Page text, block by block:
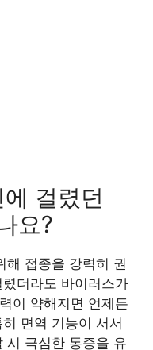
걸렸던
요?
해 접종을 강력히 권
더라도 바이러스가
이 약해지면 언제든
면역 기능이 서서
시 극심한 통증을 유